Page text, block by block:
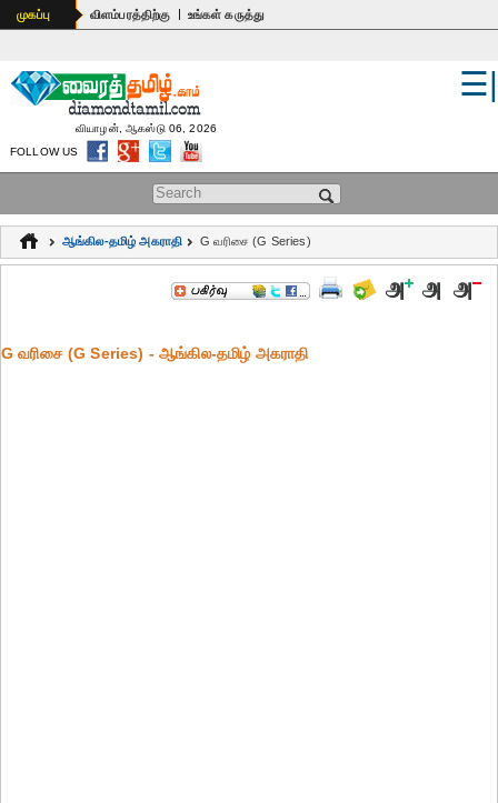
உலகம்
பொதுஅறிவு
கல்வி
ஆன்மிகம்
மருத்துவம்
முகப்பு விளம்பரத்திற்கு | உங்கள் கருத்து
Search form
☰|
வியாழன், ஆகஸ்டு 06, 2026
FOLLOW US
ஆங்கில-தமிழ் அகராதி G வரிசை (G Series)
G வரிசை (G Series) - ஆங்கில-தமிழ் அகராதி